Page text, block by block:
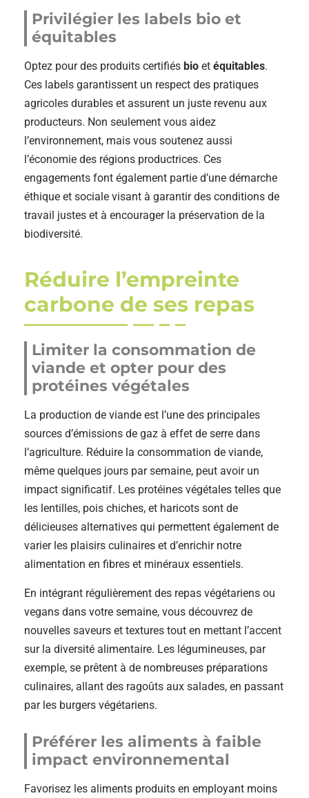
Privilégier les labels bio et
équitables
Optez pour des produits certifiés bio et équitables.
Ces labels garantissent un respect des pratiques
agricoles durables et assurent un juste revenu aux
producteurs. Non seulement vous aidez
l’environnement, mais vous soutenez aussi
l’économie des régions productrices. Ces
engagements font également partie d’une démarche
éthique et sociale visant à garantir des conditions de
travail justes et à encourager la préservation de la
biodiversité.
Réduire l’empreinte
carbone de ses repas
Limiter la consommation de
viande et opter pour des
protéines végétales
La production de viande est l’une des principales
sources d’émissions de gaz à effet de serre dans
l’agriculture. Réduire la consommation de viande,
même quelques jours par semaine, peut avoir un
impact significatif. Les protéines végétales telles que
les lentilles, pois chiches, et haricots sont de
délicieuses alternatives qui permettent également de
varier les plaisirs culinaires et d’enrichir notre
alimentation en fibres et minéraux essentiels.
En intégrant régulièrement des repas végétariens ou
vegans dans votre semaine, vous découvrez de
nouvelles saveurs et textures tout en mettant l’accent
sur la diversité alimentaire. Les légumineuses, par
exemple, se prêtent à de nombreuses préparations
culinaires, allant des ragoûts aux salades, en passant
par les burgers végétariens.
Préférer les aliments à faible
impact environnemental
Favorisez les aliments produits en employant moins